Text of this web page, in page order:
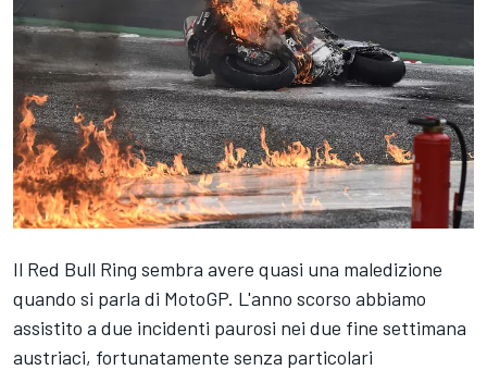
Il Red Bull Ring sembra avere quasi una maledizione
quando si parla di MotoGP. L'anno scorso abbiamo
assistito a due incidenti paurosi nei due fine settimana
austriaci, fortunatamente senza particolari